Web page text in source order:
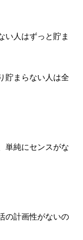
い人はずっと貯ま
貯まらない人は全
単純にセンスがな
の計画性がないの